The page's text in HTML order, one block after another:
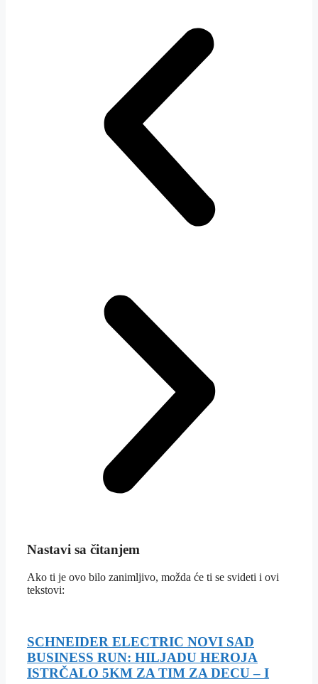
Nastavi sa čitanjem
Ako ti je ovo bilo zanimljivo, možda će ti se svideti i ovi
tekstovi:
SCHNEIDER ELECTRIC NOVI SAD
BUSINESS RUN: HILJADU HEROJA
ISTRČALO 5KM ZA TIM ZA DECU – I